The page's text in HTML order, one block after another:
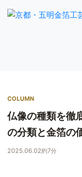
COLUMN
仏像の種類を徹
の分類と金箔の
2025.06.02約7分